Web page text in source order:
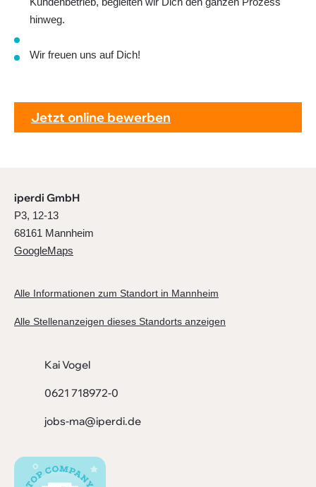
hinweg.
Wir freuen uns auf Dich!
Jetzt online bewerben
iperdi GmbH
P3, 12-13
68161 Mannheim
GoogleMaps
Alle Informationen zum Standort in Mannheim
Alle Stellenanzeigen dieses Standorts anzeigen
Kai Vogel
0621 718972-0
jobs-ma@iperdi.de